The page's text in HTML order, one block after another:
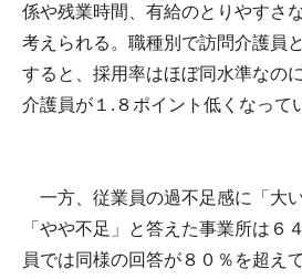
係や残業時間、有給のとりやすさ
考えられる。職種別で訪問介護員
すると、採用率はほぼ同水準なの
介護員が１.８ポイント低くなって
一方、従業員の過不足感に「大
「やや不足」と答えた事業所は６
員では同様の回答が８０％を超え